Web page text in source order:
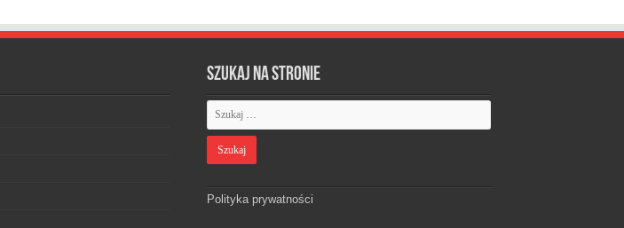
Szukaj na stronie
Polityka prywatności